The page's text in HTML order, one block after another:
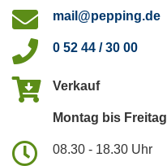
mail@pepping.de
0 52 44 / 30 00
Verkauf
Montag bis Freitag
08.30 - 18.30 Uhr